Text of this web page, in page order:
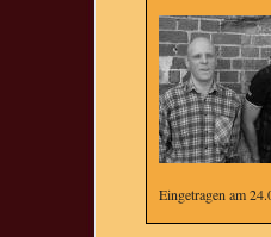
Eingetragen am